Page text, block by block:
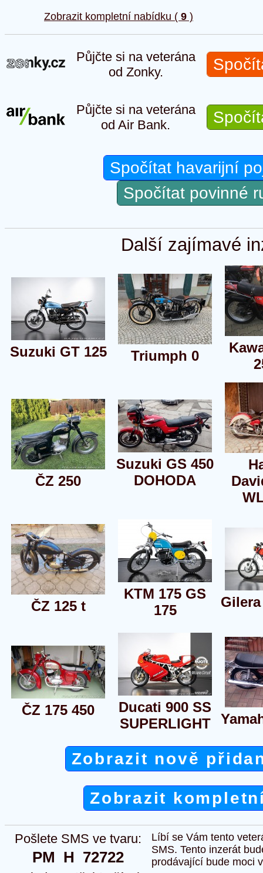
Zobrazit kompletní nabídku ( 9 )
Půjčte si na veterána
od Zonky.
Půjčte si na veterána
od Air Bank.
Spočítat havarijní
Spočítat povinné
Další zajímavé
Suzuki GT 125 Triumph 0
ČZ 250
Suzuki GS 450
DOHODA
ČZ 125 t
KTM 175 GS
175
ČZ 175 450
Ducati 900 SS
SUPERLIGHT
Zobrazit nově
Zobrazit
Pošlete SMS ve tvaru:
PM  H  72722
Líbí se Vám tento
SMS. Tento inzerát
prodávající bude moci